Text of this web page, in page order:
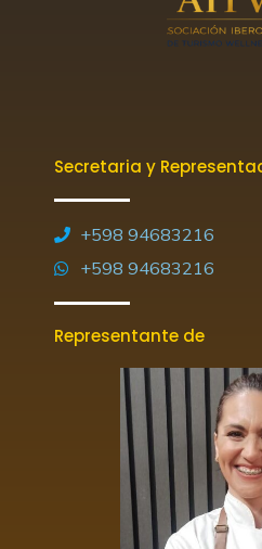
Secretaria y
+598 94683216
+598 94683216
Representante de